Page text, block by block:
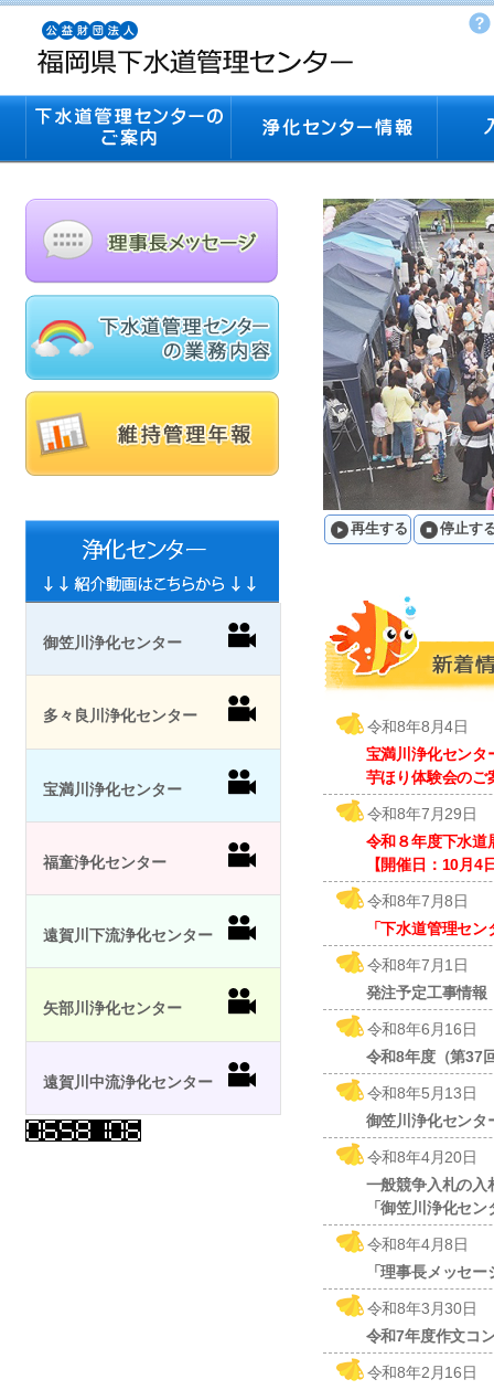
御笠川浄化センター
多々良川浄化センター
宝満川浄化センター
福童浄化センター
遠賀川下流浄化センター
矢部川浄化センター
遠賀川中流浄化センター
再生する 停止す
令和8年8月4日
宝満川浄化センタ
芋ほり体験会のご
令和8年7月29日
令和８年度下水道
【開催日：10月
令和8年7月8日
「下水道管理セ
令和8年7月1日
発注予定工事情報
令和8年6月16日
令和8年度（第37
令和8年5月13日
御笠川浄化センタ
令和8年4月20日
一般競争入札の入
「御笠川浄化セ
令和8年4月8日
「理事長メッセ
令和8年3月30日
令和7年度作文コ
令和8年2月16日